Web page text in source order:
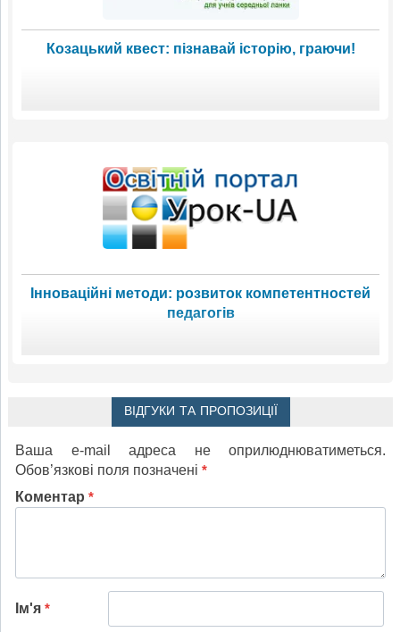
Козацький квест: пізнавай історію, граючи!
Інноваційні методи: розвиток компетентностей
педагогів
ВІДГУКИ ТА ПРОПОЗИЦІЇ
Ваша e-mail адреса не оприлюднюватиметься.
Обов’язкові поля позначені *
Коментар *
Ім'я *